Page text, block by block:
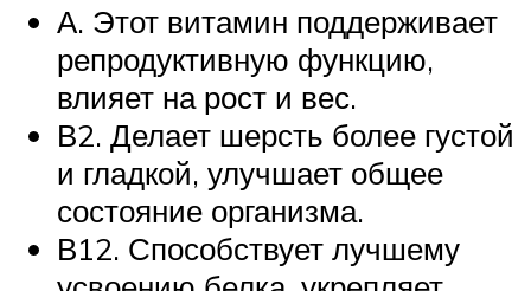
А. Этот витамин поддерживает
репродуктивную функцию,
влияет на рост и вес.
В2. Делает шерсть более густой
и гладкой, улучшает общее
состояние организма.
В12. Способствует лучшему